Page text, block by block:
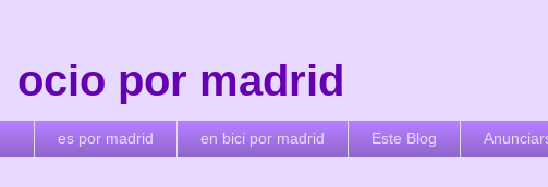
ocio por madrid
es por madrid en bici por madrid Este Blog